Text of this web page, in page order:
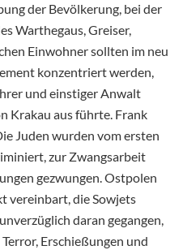
der Bevölkerung, bei der
Warthegaus, Greiser,
Einwohner sollten im neu
konzentriert werden,
und einstiger Anwalt
Krakau aus führte. Frank
Juden wurden vom ersten
zur Zwangsarbeit
gezwungen. Ostpolen
vereinbart, die Sowjets
daran gegangen,
Erschießungen und